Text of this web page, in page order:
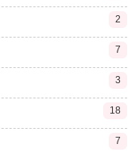
2
7
3
18
7